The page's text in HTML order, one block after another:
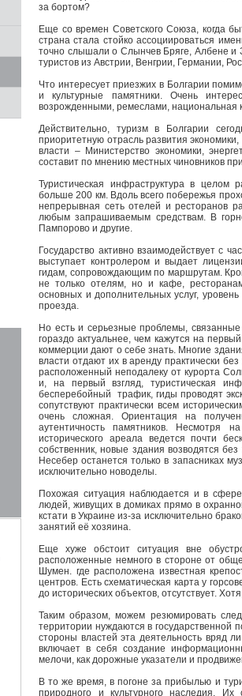
за бортом?
Еще со времен Советского Союза, когда
страна стала стойко ассоциироваться
точно слышали о Слынчев Бряге, Албене и
туристов из Австрии, Венгрии, Германии,
Что интересует приезжих в Болгарии
и культурные памятники. Очень
возрожденными, ремеслами, национальная
Действительно, туризм в Болгарии
приоритетную отрасль развития
власти – Министерство экономики,
составит по мнению местных чиновников
Туристическая инфраструктура в целом
больше 200 км. Вдоль всего побережья
непрерывная сеть отелей и ресторанов
любым запрашиваемым средствам. В
Пампорово и другие.
Государство активно взаимодействует с
выступает контролером и выдает
гидам, сопровождающим по маршрутам.
не только отелям, но и кафе,
основных и дополнительных услуг,
проезда.
Но есть и серьезные проблемы,
гораздо актуальнее, чем кажутся на
коммерции дают о себе знать. Многие
власти отдают их в аренду практически
расположенный неподалеку от курорта
и, на первый взгляд, туристическая
бесперебойный трафик, гиды проводят
сопутствуют практически всем
очень сложная. Ориентация на
аутентичность памятников. Несмотря
исторического ареала ведется почти
собственник, новые здания возводятся
Несебер останется только в запасниках
исключительно новоделы.
Похожая ситуация наблюдается и в
людей, живущих в домиках прямо в
кстати в Украине из-за исключительно
занятий её хозяина.
Еще хуже обстоит ситуация вне
расположенные немного в стороне от
Шумен. где расположена известная
центров. Есть схематическая карта у
до исторических объектов, отсутствует.
Таким образом, можем резюмировать
территории нуждаются в государственной
стороны властей эта деятельность вряд
включает в себя создание
мелочи, как дорожные указатели и
В то же время, в погоне за прибылью и
природного и культурного наследия. Их